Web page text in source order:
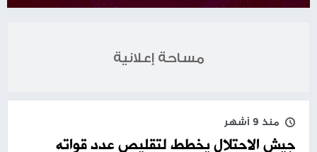
مساحة إعلانية
منذ 9 أشهر
جيش الاحتلال يخطط لتقليص عدد قواته